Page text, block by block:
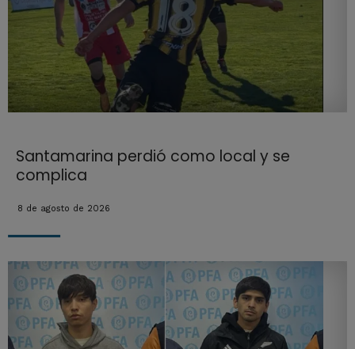
Santamarina perdió como local y se
complica
8 de agosto de 2026